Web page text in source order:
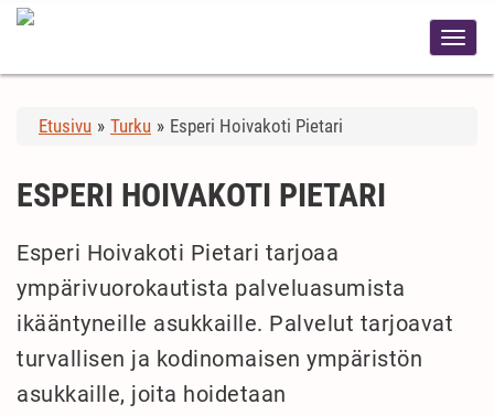
Etusivu » Turku » Esperi Hoivakoti Pietari
ESPERI HOIVAKOTI PIETARI
Esperi Hoivakoti Pietari tarjoaa
ympärivuorokautista palveluasumista
ikääntyneille asukkaille. Palvelut tarjoavat
turvallisen ja kodinomaisen ympäristön
asukkaille, joita hoidetaan